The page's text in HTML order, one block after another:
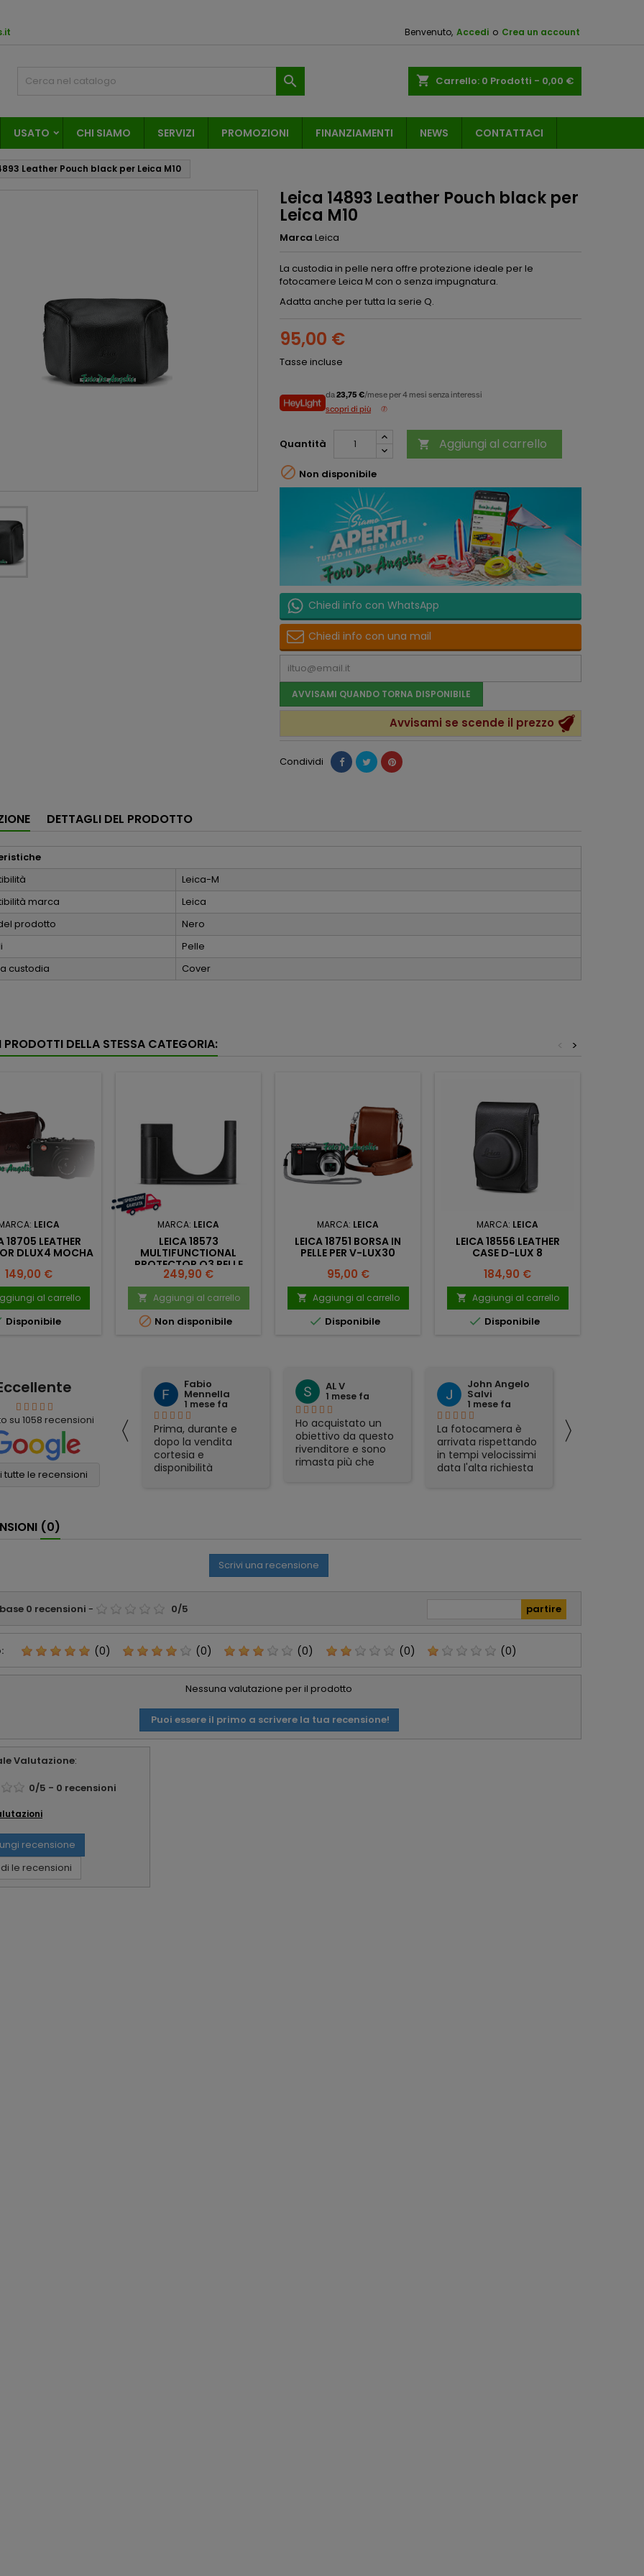
Benvenuto, Accedi o Crea un account
shopping_cart Carrello: 0 Prodotti - 0,00 €

USATO CHI SIAMO SERVIZI PROMOZIONI FINANZIAMENTI NEWS CONTATTACI
Leather Pouch black per Leica M10
Leica 14893 Leather Pouch black per
Leica M10
Marca Leica
La custodia in pelle nera offre protezione ideale per le
fotocamere Leica M con o senza impugnatura.
Adatta anche per tutta la serie Q.
95,00 €
Tasse incluse
da23,75 €/mese per 4 mesi senza interessi
scopri di più
Quantità  Aggiungi al carrello
 Non disponibile
Chiedi info con WhatsApp
Chiedi info con una mail
AVVISAMI QUANDO TORNA DISPONIBILE
Avvisami se scende il prezzo
Condividi
DETTAGLI DEL PRODOTTO
Leica-M
marca
Leica
prodotto
Nero
Pelle
custodia
Cover
PRODOTTI DELLA STESSA CATEGORIA: >
<
LEICA
18705 LEATHER
DLUX4 MOCHA
Prezzo
149,00 €
al carrello
Disponibile
MARCA: LEICA
LEICA 18573
MULTIFUNCTIONAL
PROTECTOR Q3 PELLE
NERO
Prezzo
249,90 €
 Aggiungi al carrello
 Non disponibile
MARCA: LEICA
LEICA 18751 BORSA IN
PELLE PER V-LUX30
Prezzo
95,00 €
 Aggiungi al carrello
 Disponibile
MARCA: LEICA
LEICA 18556 LEATHER
CASE D-LUX 8
Prezzo
184,90 €
 Aggiungi al carrello
 Disponibile
su1058 recensioni
tutte le recensioni
〈
mauro simeoli
1 mese fa
Ho acquistato per
corrispondenza un
binocolo Nikon. Il
prezzo era il più
conveniente online
perfetto
Fabio
Mennella
1 mese fa
Prima, durante e
dopo la vendita
cortesia e
disponibilità
AL V
1 mese fa
Ho acquistato un
obiettivo da questo
rivenditore e sono
rimasta più che
consiglio, serio e
affidabile.
John Angelo
Salvi
1 mese fa
La fotocamera è
arrivata rispettando
in tempi velocissimi
data l'alta richiesta
〉
(0)
Scrivi una recensione
0 recensioni - 0/5
(0) (0) (0) (0) (0)
Nessuna valutazione per il prodotto
Puoi essere il primo a scrivere la tua recensione!
Valutazione:
0/5 - 0 recensioni
recensione
le recensioni